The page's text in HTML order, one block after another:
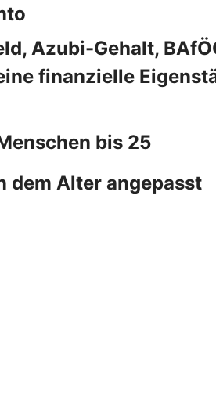
Azubi-Gehalt,
finanzielle
bis 25
dem Alter angepasst